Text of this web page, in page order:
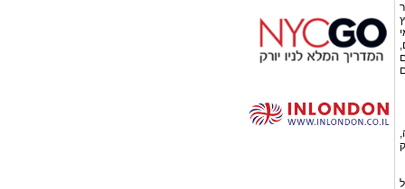
183 ימים
425 ימים